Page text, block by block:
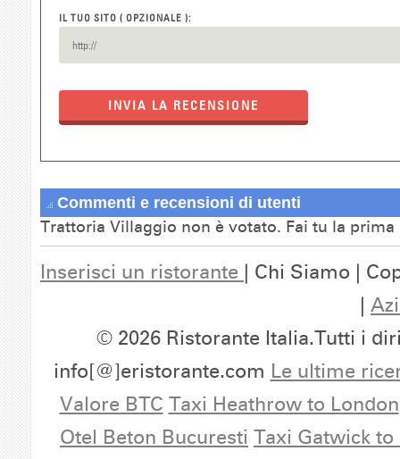
IL TUO SITO ( OPZIONALE ):
INVIA LA RECENSIONE
Commenti e recensioni di utenti
Trattoria Villaggio non è votato. Fai tu la prima
Inserisci un ristorante | Chi Siamo |
|
© 2026 Ristorante Italia.Tutti i
info[@]eristorante.com Le ultime
Valore BTC Taxi Heathrow to London
Otel Beton Bucuresti Taxi Gatwick to